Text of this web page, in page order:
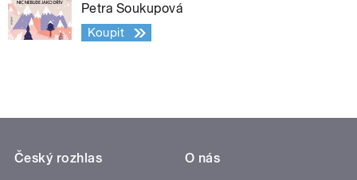
Petra Soukupová
Koupit
Český rozhlas
O nás